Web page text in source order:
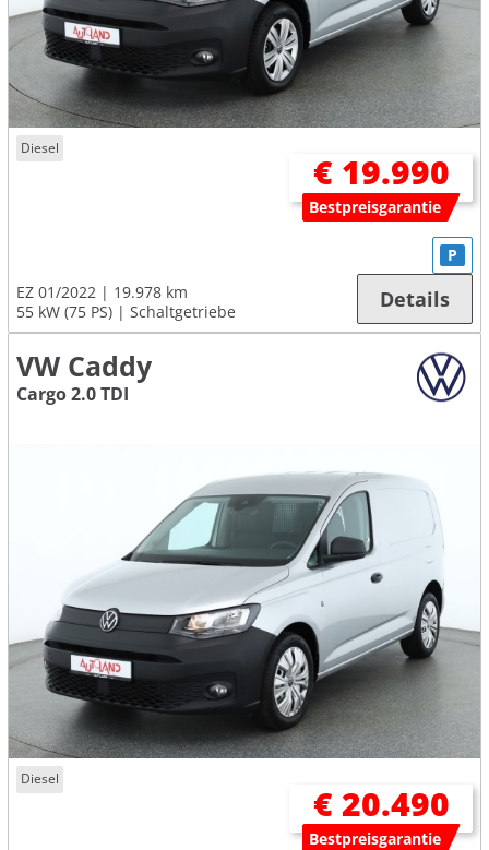
Diesel
€ 19.990
Bestpreisgarantie
EZ 01/2022
19.978 km
55 kW (75 PS)
Schaltgetriebe
P
Details
VW Caddy
Cargo 2.0 TDI
Diesel
€ 20.490
Bestpreisgarantie